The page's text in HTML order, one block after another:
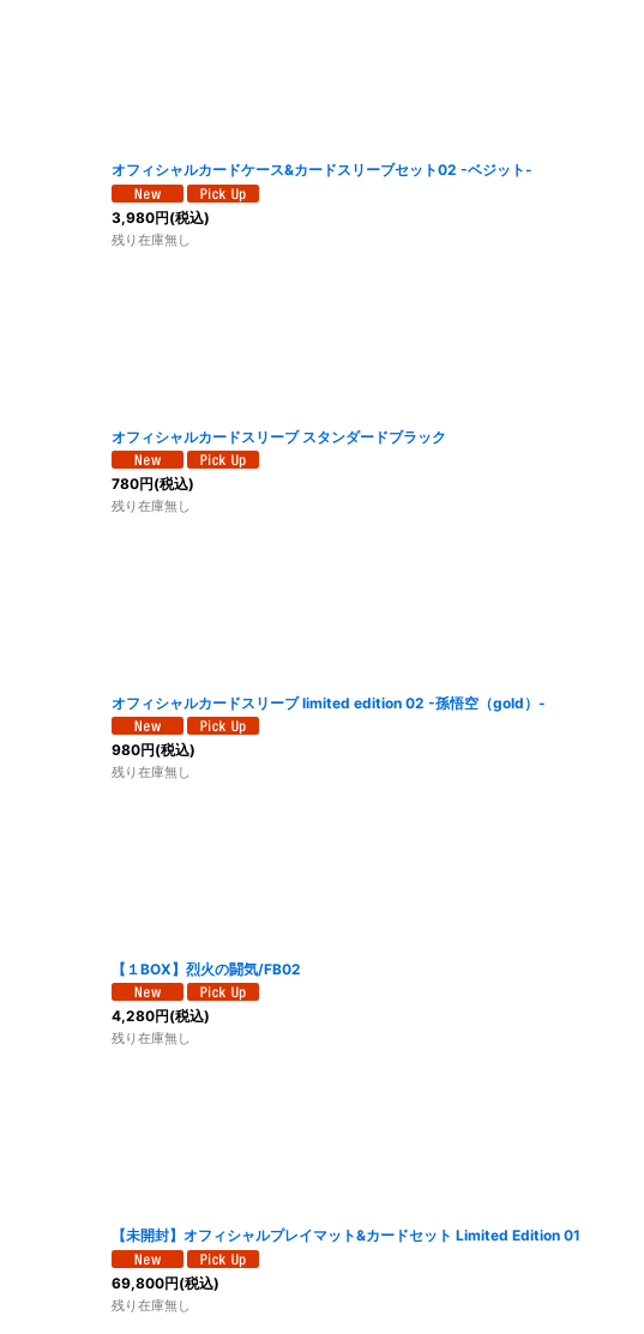
オフィシャルカードケース&カードスリーブセット02 -ベジット-
3,980円(税込)
残り在庫無し
オフィシャルカードスリーブ スタンダードブラック
780円(税込)
残り在庫無し
オフィシャルカードスリーブ limited edition 02 -孫悟空（gold）-
980円(税込)
残り在庫無し
【１BOX】烈火の闘気/FB02
4,280円(税込)
残り在庫無し
【未開封】オフィシャルプレイマット&カードセット Limited Edition 01
69,800円(税込)
残り在庫無し